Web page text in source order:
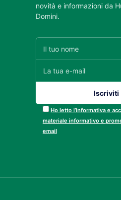
novità e informazioni da
Domini.
Ho letto l’informativa e
materiale informativo e
email